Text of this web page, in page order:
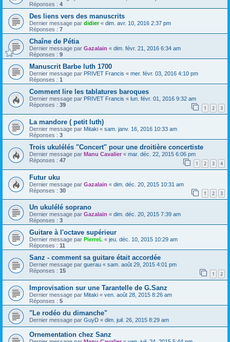
Réponses : 4
Des liens vers des manuscrits
Dernier message par didier« dim. avr. 10, 2016 2:37 pm
Réponses : 7
Chaîne de Pétia
Dernier message par Gazalain « dim. févr. 21, 2016 6:34 am
Réponses : 9
Manuscrit Barbe luth 1700
Dernier message par PRIVET Francis « mer. févr. 03, 2016 4:10 pm
Réponses : 1
Comment lire les tablatures baroques
Dernier message par PRIVET Francis « lun. févr. 01, 2016 9:32 am
Réponses : 39 1 2 3
La mandore ( petit luth)
Dernier message par Mitaki « sam. janv. 16, 2016 10:33 am
Réponses : 3
Trois ukulélés "Concert" pour une droitière concertiste
Dernier message par Manu Cavalier « mar. déc. 22, 2015 6:06 pm
Réponses : 47 1 2 3 4
Futur uku
Dernier message par Gazalain « dim. déc. 20, 2015 10:31 am
Réponses : 30 1 2 3
Un ukulélé soprano
Dernier message par Gazalain « dim. déc. 20, 2015 7:39 am
Réponses : 3
Guitare à l'octave supérieur
Dernier message par PierreL « jeu. déc. 10, 2015 10:29 am
Réponses : 11
Sanz - comment sa guitare était accordée
Dernier message par guerau « sam. août 29, 2015 4:01 pm
Réponses : 15 1 2
Improvisation sur une Tarantelle de G.Sanz
Dernier message par Mitaki « ven. août 28, 2015 8:26 am
Réponses : 5
"Le rodéo du dimanche"
Dernier message par GuyD « dim. juil. 26, 2015 8:29 am
Ornementation chez Sanz